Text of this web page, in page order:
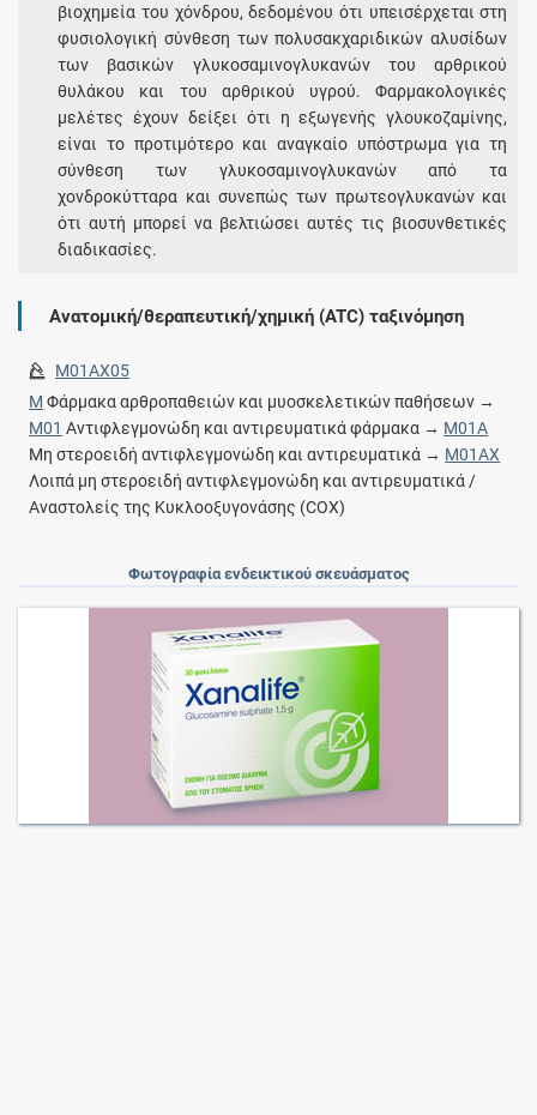
βιοχημεία του χόνδρου, δεδομένου ότι υπεισέρχεται στη
φυσιολογική σύνθεση των πολυσακχαριδικών αλυσίδων
των βασικών γλυκοσαμινογλυκανών του αρθρικού
θυλάκου και του αρθρικού υγρού. Φαρμακολογικές
μελέτες έχουν δείξει ότι η εξωγενής γλουκοζαμίνης,
είναι το προτιμότερο και αναγκαίο υπόστρωμα για τη
σύνθεση των γλυκοσαμινογλυκανών από τα
χονδροκύτταρα και συνεπώς των πρωτεογλυκανών και
ότι αυτή μπορεί να βελτιώσει αυτές τις βιοσυνθετικές
διαδικασίες.
Ανατομική/θεραπευτική/χημική (ATC) ταξινόμηση
M01AX05
M Φάρμακα αρθροπαθειών και μυοσκελετικών παθήσεων →
M01 Αντιφλεγμονώδη και αντιρευματικά φάρμακα → M01A
Μη στεροειδή αντιφλεγμονώδη και αντιρευματικά → M01AX
Λοιπά μη στεροειδή αντιφλεγμονώδη και αντιρευματικά /
Αναστολείς της Κυκλοοξυγονάσης (COX)
Φωτογραφία ενδεικτικού σκευάσματος